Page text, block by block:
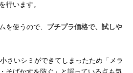
行います。
を使うので、 プチプラ価格で、試しや
さいシミができてしまったため「メラ